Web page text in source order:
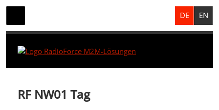
DE EN
RF NW01 Tag